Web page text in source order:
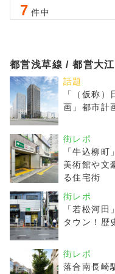
7 件中
都営浅草線 / 都営大
話題
「（仮称
画」都市計
街レポ
「牛込柳
美術館や文
る住宅街
街レポ
「若松河
タウン！歴
街レポ
落合南長崎